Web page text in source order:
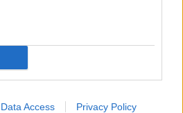
Data Access Privacy Policy
23-tól. Ez